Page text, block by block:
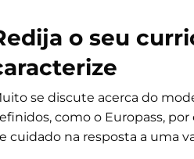
o seu
se discute acerca do
como o Europass,
cuidado na resposta a uma